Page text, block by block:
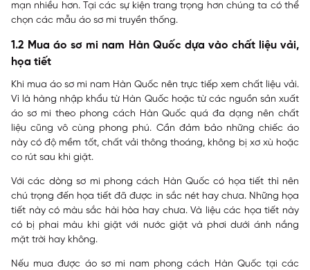
mạn nhiều hơn. Tại các sự kiện trang trọng hơn chúng ta có thể
chọn các mẫu áo sơ mi truyền thống.
1.2 Mua áo sơ mi nam Hàn Quốc dựa vào chất liệu vải,
họa tiết
Khi mua áo sơ mi nam Hàn Quốc nên trực tiếp xem chất liệu vải.
Vì là hàng nhập khẩu từ Hàn Quốc hoặc từ các nguồn sản xuất
áo sơ mi theo phong cách Hàn Quốc quá đa dạng nên chất
liệu cũng vô cùng phong phú. Cần đảm bảo những chiếc áo
này có độ mềm tốt, chất vải thông thoáng, không bị xơ xù hoặc
co rút sau khi giặt.
Với các dòng sơ mi phong cách Hàn Quốc có họa tiết thì nên
chú trọng đến họa tiết đã được in sắc nét hay chưa. Những họa
tiết này có màu sắc hài hòa hay chưa. Và liệu các họa tiết này
có bị phai màu khi giặt với nước giặt và phơi dưới ánh nắng
mặt trời hay không.
Nếu mua được áo sơ mi nam phong cách Hàn Quốc tại các